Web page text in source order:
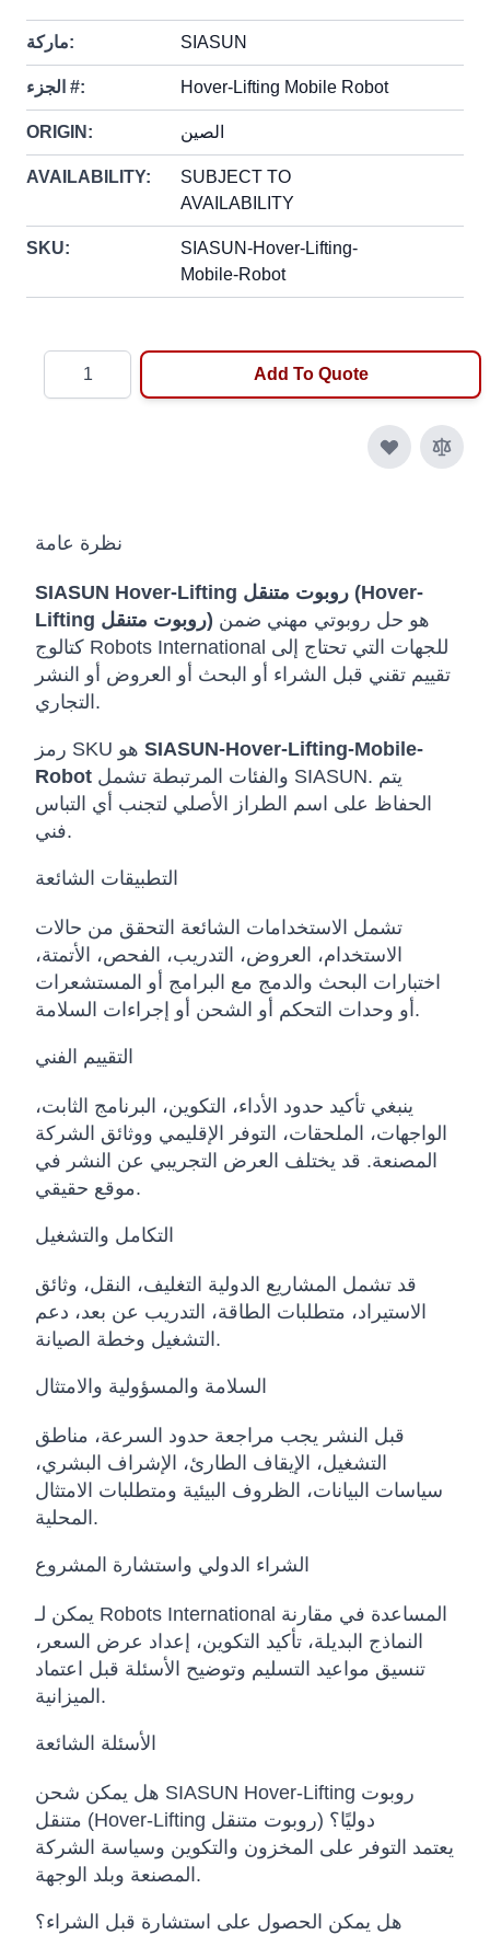
ماركة: SIASUN
الجزء #: Hover-Lifting Mobile Robot
ORIGIN: الصين
AVAILABILITY:
SUBJECT TO
AVAILABILITY
SKU:
SIASUN-Hover-Lifting-
Mobile-Robot
Add To Quote
نظرة عامة
SIASUN Hover-Lifting روبوت متنقل (Hover-
Lifting روبوت متنقل)
كتالوج Robots International للجهات التي تحتاج إلى
تقييم تقني قبل الشراء أو البحث أو العروض أو النشر
التجاري.
SIASUN-Hover-Lifting-Mobile-
Robot
الحفاظ على اسم الطراز الأصلي لتجنب أي التباس
فني.
التطبيقات الشائعة
تشمل الاستخدامات الشائعة التحقق من حالات
الاستخدام، العروض، التدريب، الفحص، الأتمتة،
اختبارات البحث والدمج مع البرامج أو المستشعرات
أو وحدات التحكم أو الشحن أو إجراءات السلامة.
التقييم الفني
ينبغي تأكيد حدود الأداء، التكوين، البرنامج الثابت،
الواجهات، الملحقات، التوفر الإقليمي ووثائق الشركة
المصنعة. قد يختلف العرض التجريبي عن النشر في
موقع حقيقي.
التكامل والتشغيل
قد تشمل المشاريع الدولية التغليف، النقل، وثائق
الاستيراد، متطلبات الطاقة، التدريب عن بعد، دعم
التشغيل وخطة الصيانة.
السلامة والمسؤولية والامتثال
قبل النشر يجب مراجعة حدود السرعة، مناطق
التشغيل، الإيقاف الطارئ، الإشراف البشري،
سياسات البيانات، الظروف البيئية ومتطلبات الامتثال
المحلية.
الشراء الدولي واستشارة المشروع
يمكن لـ Robots International المساعدة في مقارنة
النماذج البديلة، تأكيد التكوين، إعداد عرض السعر،
تنسيق مواعيد التسليم وتوضيح الأسئلة قبل اعتماد
الميزانية.
الأسئلة الشائعة
هل يمكن شحن SIASUN Hover-Lifting روبوت
متنقل (Hover-Lifting روبوت متنقل) دوليًا؟
يعتمد التوفر على المخزون والتكوين وسياسة الشركة
المصنعة وبلد الوجهة.
هل يمكن الحصول على استشارة قبل الشراء؟